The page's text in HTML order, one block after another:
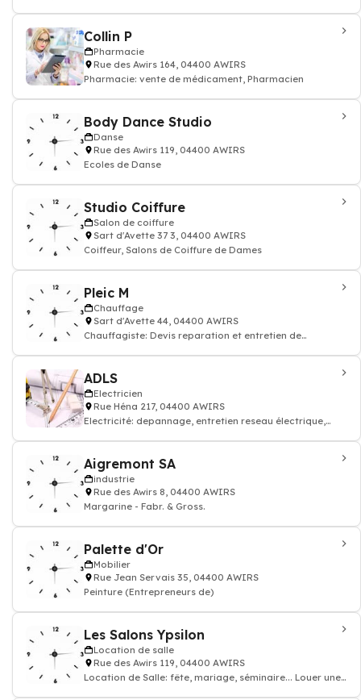
Collin P
Pharmacie
Rue des Awirs 164, 04400 AWIRS
Pharmacie: vente de médicament, Pharmacien
Body Dance Studio
Danse
Rue des Awirs 119, 04400 AWIRS
Ecoles de Danse
Studio Coiffure
Salon de coiffure
Sart d'Avette 37 3, 04400 AWIRS
Coiffeur, Salons de Coiffure de Dames
Pleic M
Chauffage
Sart d'Avette 44, 04400 AWIRS
Chauffagiste: Devis reparation et entretien de
ADLS
Electricien
Rue Héna 217, 04400 AWIRS
Electricité: depannage, entretien reseau électrique,
Aigremont SA
industrie
Rue des Awirs 8, 04400 AWIRS
Margarine - Fabr. & Gross.
Palette d'Or
Mobilier
Rue Jean Servais 35, 04400 AWIRS
Peinture (Entrepreneurs de)
Les Salons Ypsilon
Location de salle
Rue des Awirs 119, 04400 AWIRS
Location de Salle: fête, mariage, séminaire... Louer une